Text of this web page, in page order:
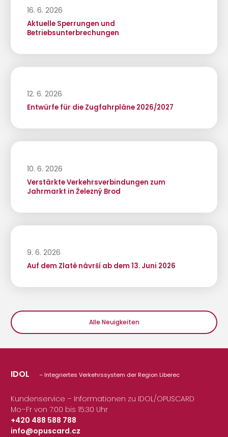
16. 6. 2026
Aktuelle Sperrungen und
Betriebsunterbrechungen
12. 6. 2026
Entwürfe für die Zugfahrpläne 2026/2027
10. 6. 2026
Verstärkte Verkehrsverbindungen zum
Jahrmarkt in Železný Brod
9. 6. 2026
Auf dem Zlaté návrší ab dem 13. Juni 2026
Alle Neuigkeiten
IDOL – Integriertes Verkehrssystem der Region Liberec
Kundenservice – Informationen zu IDOL/OPUSCARD
Mo–Fr von 7:00 bis 15:30 Uhr
+420 488 588 788
|
info@opuscard.cz